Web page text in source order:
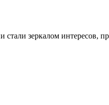
зеркалом интересов,